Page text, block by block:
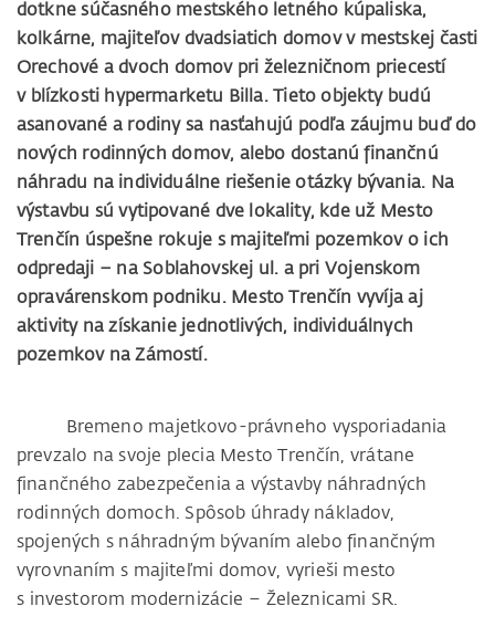
dotkne súčasného mestského letného kúpaliska,
kolkárne, majiteľov dvadsiatich domov v mestskej časti
Orechové a dvoch domov pri železničnom priecestí
v blízkosti hypermarketu Billa. Tieto objekty budú
asanované a rodiny sa nasťahujú podľa záujmu buď do
nových rodinných domov, alebo dostanú finančnú
náhradu na individuálne riešenie otázky bývania. Na
výstavbu sú vytipované dve lokality, kde už Mesto
Trenčín úspešne rokuje s majiteľmi pozemkov o ich
odpredaji – na Soblahovskej ul. a pri Vojenskom
opravárenskom podniku. Mesto Trenčín vyvíja aj
aktivity na získanie jednotlivých, individuálnych
pozemkov na Zámostí.
Bremeno majetkovo-právneho vysporiadania
prevzalo na svoje plecia Mesto Trenčín, vrátane
finančného zabezpečenia a výstavby náhradných
rodinných domoch. Spôsob úhrady nákladov,
spojených s náhradným bývaním alebo finančným
vyrovnaním s majiteľmi domov, vyrieši mesto
s investorom modernizácie – Železnicami SR.